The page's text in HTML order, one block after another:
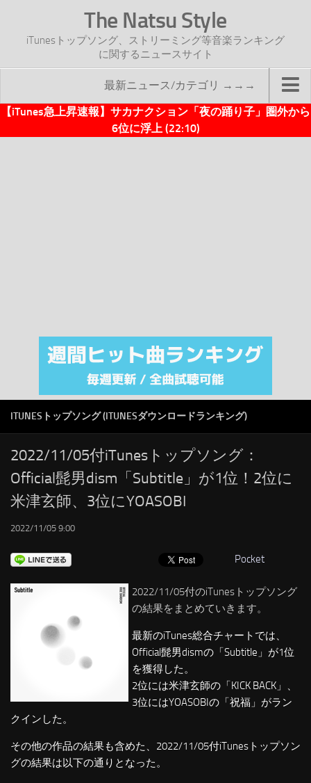
The Natsu Style
iTunesトップソング、ストリーミング等音楽ランキング
に関するニュースサイト
最新ニュース/カテゴリ →→→
TOP
注目カテゴリ
オリジナルiTunes週間トップソング
RSS
LINKS
【iTunes急上昇速報】サカナクション「夜の踊り子」圏外から
6位に浮上 (22:10)
ITUNESトップソング (ITUNESダウンロードランキング)
2022/11/05付iTunesトップソング：
Official髭男dism「Subtitle」が1位！2位に
米津玄師、3位にYOASOBI
2022/11/05 9:00
Pocket
2022/11/05付のiTunesトップソング
の結果をまとめていきます。
最新のiTunes総合チャートでは、
Official髭男dismの「Subtitle」が1位
を獲得した。
2位には米津玄師の「KICK BACK」、
3位にはYOASOBIの「祝福」がラン
クインした。
その他の作品の結果も含めた、2022/11/05付iTunesトップソン
グの結果は以下の通りとなった。